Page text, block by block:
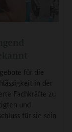
für die
in der
Fachkräfte zu
und
für sie sein